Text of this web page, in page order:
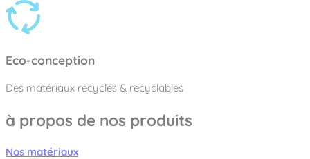
Eco-conception
Des matériaux recyclés & recyclables
à propos de nos produits
Nos matériaux